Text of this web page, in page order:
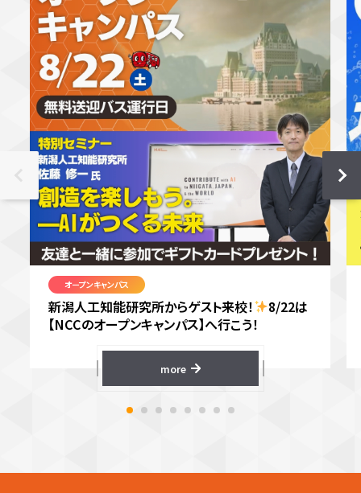
オープンキャンパス
新潟人工知能研究所からゲスト来校！
8/22は
【NCCのオープンキャンパス】へ行こう！
more